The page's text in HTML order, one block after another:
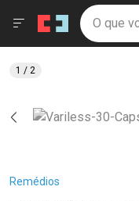
Drogaria São
Ir direto para a
pela
Ir direto para o
Ir direto para a busca
Ir direto para a conta
Ir direto para a
Ir direto para o
Faça a sua
O que
Menu
Breadcrumb
Remédios
1 / 2